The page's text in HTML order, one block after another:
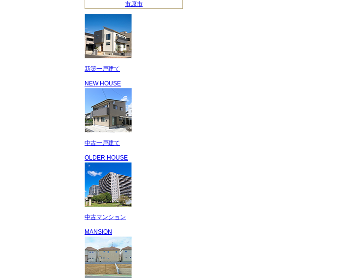
市原市
新築一戸建て
NEW HOUSE
中古一戸建て
OLDER HOUSE
中古マンション
MANSION